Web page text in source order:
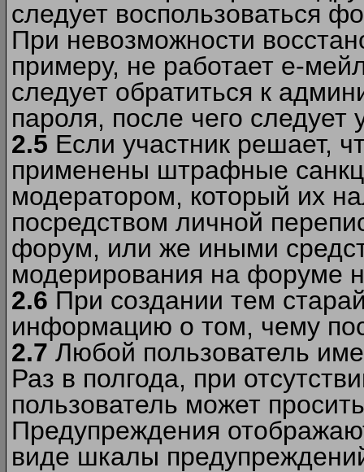
следует воспользоваться
При невозможности
примеру, не работает е-
следует обратиться к
пароля, после чего следует
2.5 Если участник решает,
применены штрафные
модератором, который их
посредством личной
форум, или же иными
модерирования на форуме
2.6 При создании тем
информацию о том, чему
2.7 Любой пользователь
Раз в полгода, при
пользователь может
Предупреждения
виде шкалы